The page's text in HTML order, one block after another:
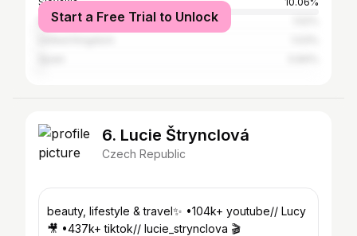
ItalyStart a Free Trial to Unlock
6. Lucie Štrynclová
Czech Republic
beauty, lifestyle & travel✨ •104k+ youtube// Lucy
🎥 •437k+ tiktok// lucie_strynclova 🎬